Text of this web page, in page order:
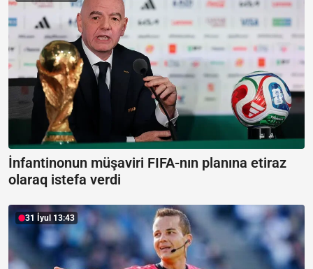
İnfantinonun müşaviri FIFA-nın planına etiraz
olaraq istefa verdi
31 İyul 13:43